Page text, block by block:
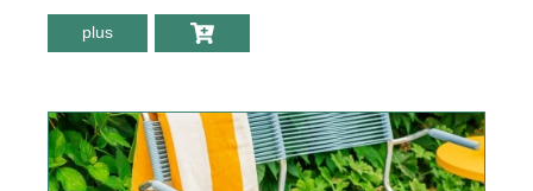
plus environ Banc a
trois places a
sans accoudoir